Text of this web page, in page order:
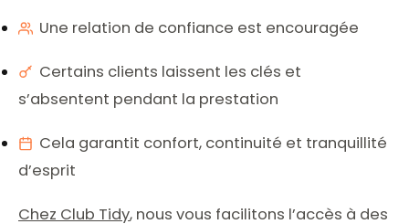
Une relation de confiance est encouragée
Certains clients laissent les clés et
s’absentent pendant la prestation
Cela garantit confort, continuité et tranquillité
d’esprit
Chez Club Tidy, nous vous facilitons l’accès à des